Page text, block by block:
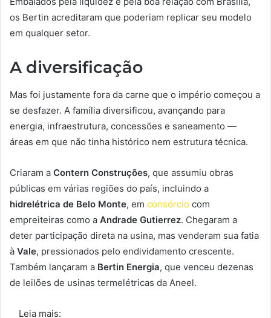
os Bertin acreditaram que poderiam replicar seu modelo
em qualquer setor.
A diversificação
Mas foi justamente fora da carne que o império começou a
se desfazer. A família diversificou, avançando para
energia, infraestrutura, concessões e saneamento —
áreas em que não tinha histórico nem estrutura técnica.
Criaram a Contern Construções, que assumiu obras
públicas em várias regiões do país, incluindo a
hidrelétrica de Belo Monte, em consórcio com
empreiteiras como a Andrade Gutierrez. Chegaram a
deter participação direta na usina, mas venderam sua fatia
à Vale, pressionados pelo endividamento crescente.
Também lançaram a Bertin Energia, que venceu dezenas
de leilões de usinas termelétricas da Aneel.
Leia mais: